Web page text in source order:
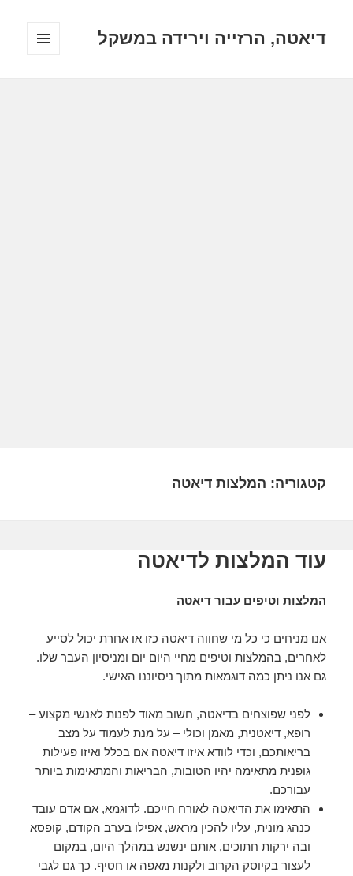
דיאטה, הרזייה וירידה במשקל
קטגוריה: המלצות דיאטה
עוד המלצות לדיאטה
המלצות וטיפים עבור דיאטה
אנו מניחים כי כל מי שחווה דיאטה כזו או אחרת יכול לסייע
לאחרים, בהמלצות וטיפים מחיי היום יום ומניסיון העבר שלו.
גם אנו ניתן כמה דוגמאות מתוך ניסיוננו האישי.
לפני שפוצחים בדיאטה, חשוב מאוד לפנות לאנשי מקצוע –
רופא, דיאטנית, מאמן וכולי – על מנת לעמוד על מצב
בריאותכם, וכדי לוודא איזו דיאטה אם בכלל ואיזו פעילות
גופנית מתאימה יהיו הטובות, הבריאות והמתאימות ביותר
עבורכם.
התאימו את הדיאטה לאורח חייכם. לדוגמא, אם אדם עובד
כנהג מונית, עליו להכין מראש, אפילו בערב הקודם, קופסא
ובה ירקות חתוכים, אותם ינשנש במהלך היום, במקום
לעצור בקיוסק הקרוב ולקנות מאפה או חטיף. כך גם לגבי